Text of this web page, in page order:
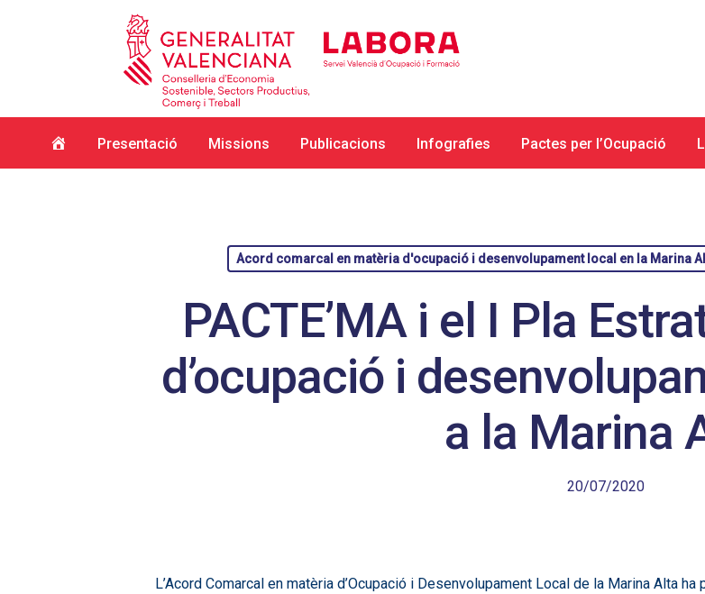
Presentació Missions Publicacions Infografies Pactes per l’Ocupació
Acord comarcal en matèria d'ocupació i desenvolupament local en la Marina
PACTE’MA i el I Pla
d’ocupació i
a la Marina
20/07/2020
L’Acord Comarcal en matèria d’Ocupació i Desenvolupament Local de la Marina Alta